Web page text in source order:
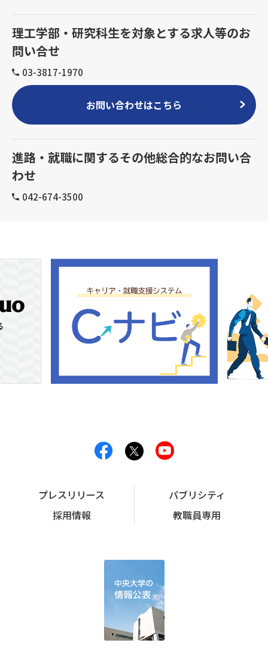
理工学部・研究科生を対象とする求人等のお
問い合せ
03-3817-1970
お問い合わせはこちら
進路・就職に関するその他総合的なお問い合
わせ
042-674-3500
プレスリリース
パブリシティ
採用情報
教職員専用